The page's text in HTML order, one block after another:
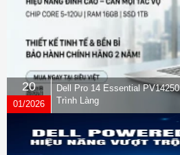
20
01/2026
Dell Pro 14 Essential PV14250
Trình Làng